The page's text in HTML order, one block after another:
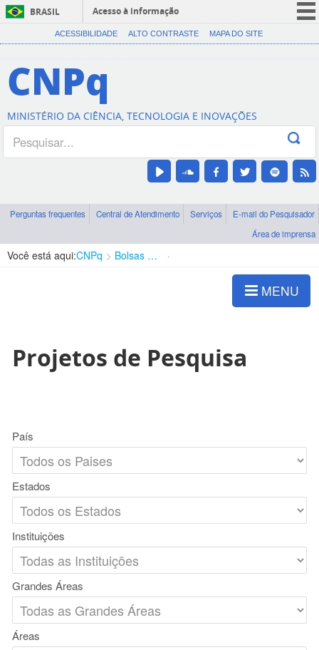
BRASIL
Acesso à informação
CORONAVÍRUS (COVID-19)
Canais
ACESSIBILIDADE ALTO CONTRASTE MAPA DO SITE
CNPq
MINISTÉRIO DA CIÊNCIA, TECNOLOGIA E INOVAÇÕES
Perguntas frequentes Central de Atendimento Serviços
E-mail do Pesquisador
Área de imprensa
Você está aqui:CNPq Bolsas e Auxílios Vigentes
MENU
Projetos de Pesquisa
País
Estados
Instituições
Grandes Áreas
Áreas